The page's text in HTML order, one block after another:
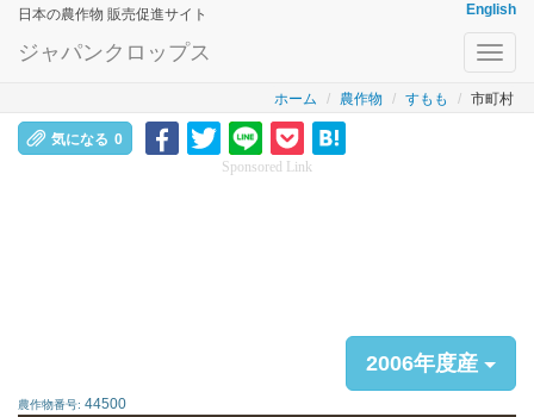
日本の農作物 販売促進サイト English
ジャパンクロップス
ホーム 農作物 すもも 市町村
気になる 0
Sponsored Link
2006年度産
農作物番号: 44500